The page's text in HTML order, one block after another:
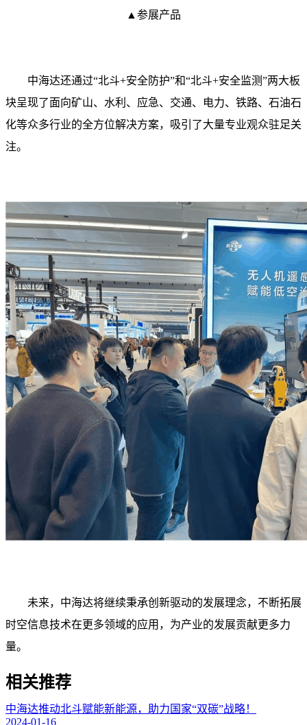
▲ 参展产品
中海达还通过“北斗+安全防护”和“北斗+安全监测”两大板
块呈现了面向矿山、水利、应急、交通、电力、铁路、石油石
化等众多行业的全方位解决方案，吸引了大量专业观众驻足关
注。
未来，中海达将继续秉承创新驱动的发展理念，不断拓展
时空信息技术在更多领域的应用，为产业的发展贡献更多力
量。
相关推荐
中海达推动北斗赋能新能源，助力国家“双碳”战略！
2024-01-16